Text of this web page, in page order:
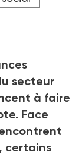
secteur
à faire
Face
certains